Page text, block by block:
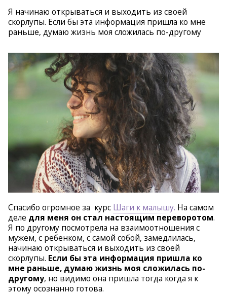
Я начинаю открываться и выходить из своей
скорлупы. Если бы эта информация пришла ко мне
раньше, думаю жизнь моя сложилась по-другому
Спасибо огромное за курс Шаги к малышу. На самом
деле для меня он стал настоящим переворотом.
Я по другому посмотрела на взаимоотношения с
мужем, с ребенком, с самой собой, замедлилась,
начинаю открываться и выходить из своей
скорлупы. Если бы эта информация пришла ко
мне раньше, думаю жизнь моя сложилась по-
другому, но видимо она пришла тогда когда я к
этому осознанно готова.